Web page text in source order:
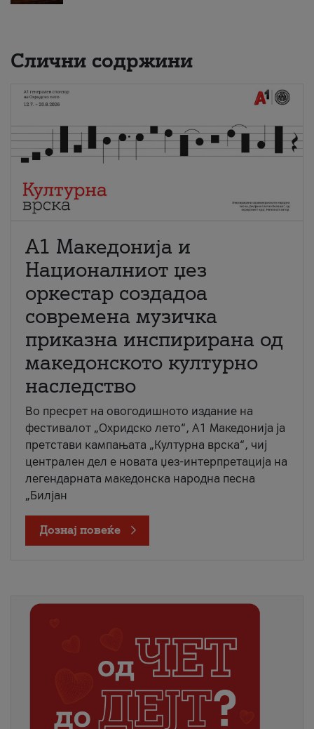
Слични содржини
А1 Македонија и
Националниот џез
оркестар создадоа
современа музичка
приказна инспирирана од
македонското културно
наследство
Во пресрет на овогодишното издание на
фестивалот „Охридско лето“, А1 Македонија ја
претстави кампањата „Културна врска“, чиј
централен дел е новата џез-интерпретација на
легендарната македонска народна песна
„Билјан
Дознај повеќе